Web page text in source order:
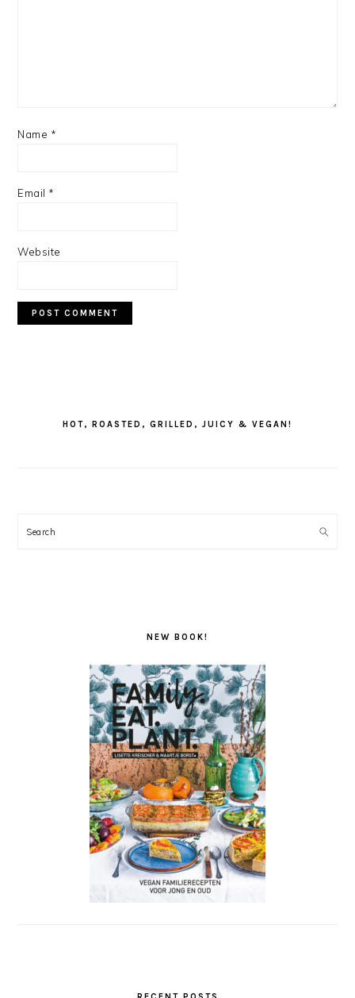
Name *
Email *
Website
HOT, ROASTED, GRILLED, JUICY & VEGAN!
Search
NEW BOOK!